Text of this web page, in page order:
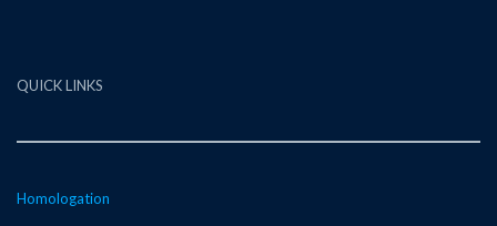
QUICK LINKS
Homologation